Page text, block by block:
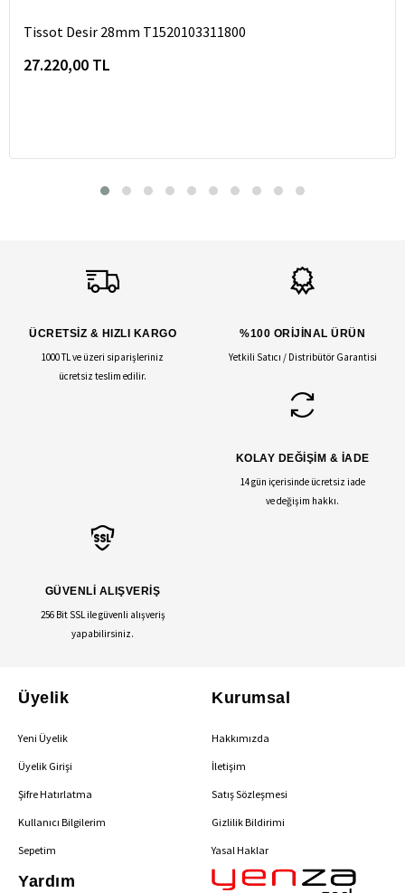
Tissot Desir 28mm T1520103311800
27.220,00 TL
ÜCRETSİZ & HIZLI KARGO
1000 TL ve üzeri siparişleriniz
ücretsiz teslim edilir.
%100 ORİJİNAL ÜRÜN
Yetkili Satıcı / Distribütör Garantisi
KOLAY DEĞİŞİM & İADE
14 gün içerisinde ücretsiz iade
ve değişim hakkı.
GÜVENLİ ALIŞVERİŞ
256 Bit SSL ile güvenli alışveriş
yapabilirsiniz.
Üyelik
Yeni Üyelik
Üyelik Girişi
Şifre Hatırlatma
Kullanıcı Bilgilerim
Sepetim
Kurumsal
Hakkımızda
İletişim
Satış Sözleşmesi
Gizlilik Bildirimi
Yasal Haklar
Yardım